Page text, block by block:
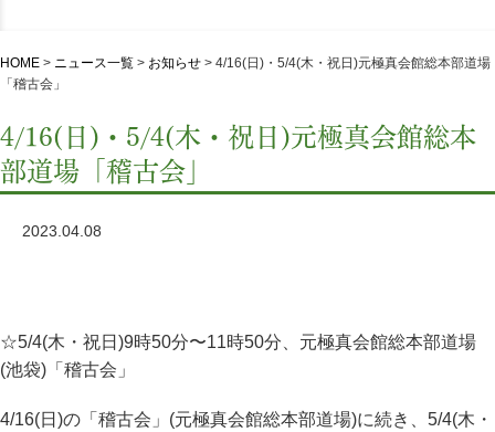
HOME > ニュース一覧 > お知らせ > 4/16(日)・5/4(木・祝日)元極真会館総本部道場
「稽古会」
4/16(日)・5/4(木・祝日)元極真会館総本
部道場「稽古会」
2023.04.08
☆5/4(木・祝日)9時50分〜11時50分、元極真会館総本部道場
(池袋)「稽古会」
4/16(日)の「稽古会」(元極真会館総本部道場)に続き、5/4(木・